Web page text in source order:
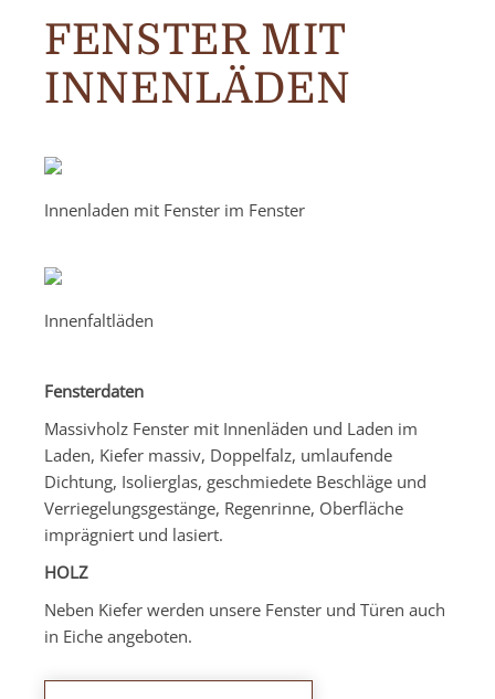
FENSTER MIT
INNENLÄDEN
Innenladen mit Fenster im Fenster
Innenfaltläden
Fensterdaten
Massivholz Fenster mit Innenläden und Laden im
Laden, Kiefer massiv, Doppelfalz, umlaufende
Dichtung, Isolierglas, geschmiedete Beschläge und
Verriegelungsgestänge, Regenrinne, Oberfläche
imprägniert und lasiert.
HOLZ
Neben Kiefer werden unsere Fenster und Türen auch
in Eiche angeboten.